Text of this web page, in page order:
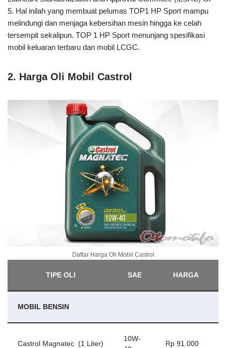
5. Hal inilah yang membuat pelumas TOP1 HP Sport mampu
melindungi dan menjaga kebersihan mesin hingga ke celah
tersempit sekalipun. TOP 1 HP Sport menunjang spesifikasi
mobil keluaran terbaru dan mobil LCGC.
2. Harga Oli Mobil Castrol
Daftar Harga Oli Mobil Castrol
TIPE OLI SAE HARGA
MOBIL BENSIN
Castrol Magnatec (1 Liter)
10W-
Rp 91.000